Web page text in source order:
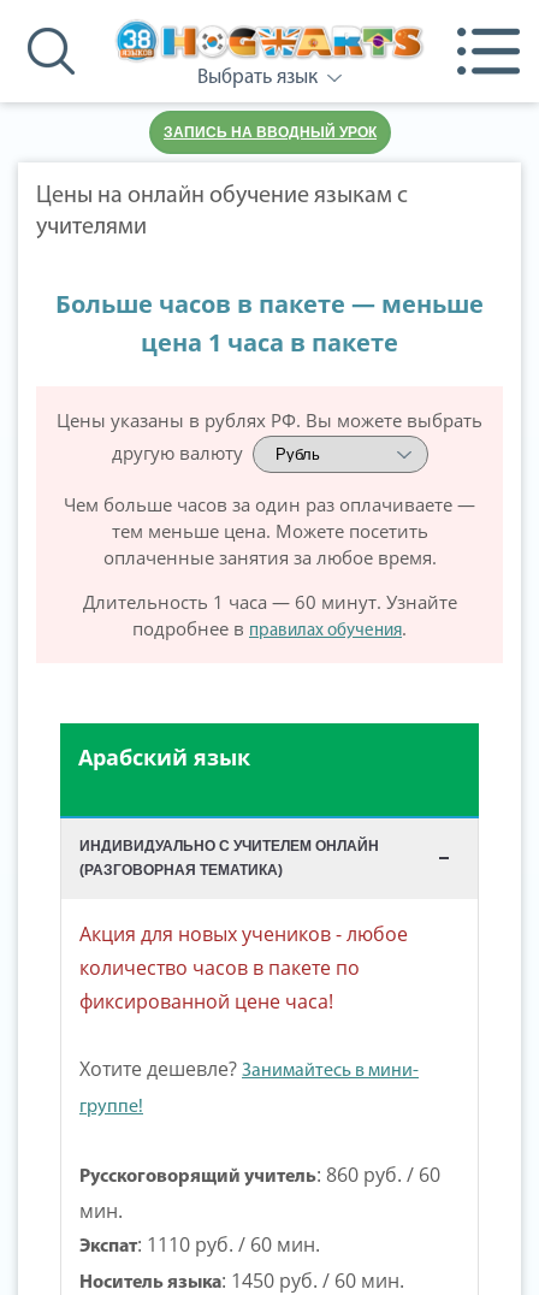
Выбрать язык
ЗАПИСЬ НА ВВОДНЫЙ УРОК
Цены на онлайн обучение языкам с
учителями
Больше часов в пакете — меньше
цена 1 часа в пакете
Цены указаны в рублях РФ. Вы можете выбрать
другую валюту
Чем больше часов за один раз оплачиваете —
тем меньше цена. Можете посетить
оплаченные занятия за любое время.
Длительность 1 часа — 60 минут. Узнайте
подробнее в правилах обучения.
Арабский язык
ИНДИВИДУАЛЬНО С УЧИТЕЛЕМ ОНЛАЙН
(РАЗГОВОРНАЯ ТЕМАТИКА)
Акция для новых учеников - любое
количество часов в пакете по
фиксированной цене часа!
Хотите дешевле? Занимайтесь в мини-
группе!
Русскоговорящий учитель: 860 руб. / 60
мин.
Экспат: 1110 руб. / 60 мин.
Носитель языка: 1450 руб. / 60 мин.